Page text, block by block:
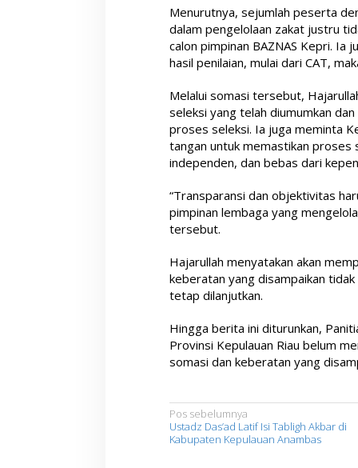
Menurutnya, sejumlah peserta
dalam pengelolaan zakat justru
calon pimpinan BAZNAS Kepri. Ia
hasil penilaian, mulai dari CAT,
Melalui somasi tersebut,
seleksi yang telah diumumkan
proses seleksi. Ia juga meminta
tangan untuk memastikan proses
independen, dan bebas dari
“Transparansi dan objektivitas
pimpinan lembaga yang
tersebut.
Hajarullah menyatakan akan
keberatan yang disampaikan
tetap dilanjutkan.
Hingga berita ini diturunkan,
Provinsi Kepulauan Riau belum
somasi dan keberatan yang
N
a
Pos sebelumnya
Ustadz Das’ad Latif Isi Tabligh Akbar di
Kabupaten Kepulauan Anambas